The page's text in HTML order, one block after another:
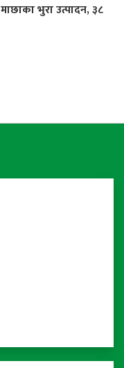
भुरा उत्पादन, ३८